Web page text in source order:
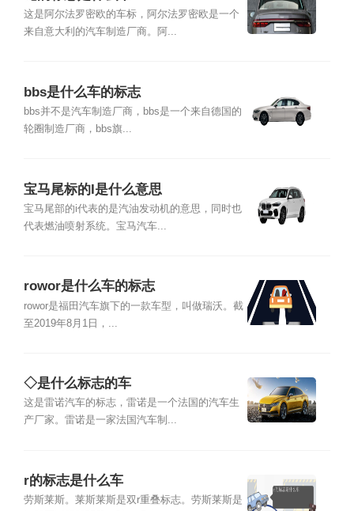
这是阿尔法罗密欧的车标，阿尔法罗密欧是一个
来自意大利的汽车制造厂商。阿...
bbs是什么车的标志
bbs并不是汽车制造厂商，bbs是一个来自德国的
轮圈制造厂商，bbs旗...
宝马尾标的I是什么意思
宝马尾部的i代表的是汽油发动机的意思，同时也
代表燃油喷射系统。宝马汽车...
rowor是什么车的标志
rowor是福田汽车旗下的一款车型，叫做瑞沃。截
至2019年8月1日，...
◇是什么标志的车
这是雷诺汽车的标志，雷诺是一个法国的汽车生
产厂家。雷诺是一家法国汽车制...
r的标志是什么车
劳斯莱斯。莱斯莱斯是双r重叠标志。劳斯莱斯是